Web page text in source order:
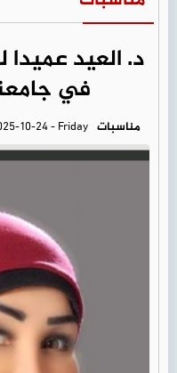
د. العيد عميدا
في
مناسبات 10-24 - Friday